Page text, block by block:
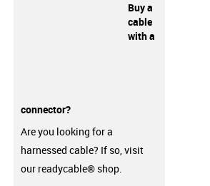
Buy a
cable
with a
connector?
Are you looking for a
harnessed cable? If so, visit
our readycable® shop.